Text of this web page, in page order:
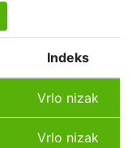
Indeks
Vrlo nizak
Vrlo nizak